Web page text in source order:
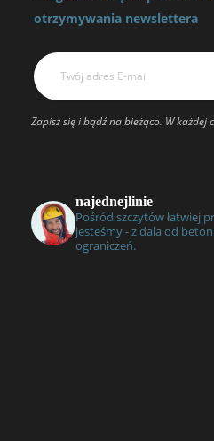
otrzymywania newslettera
Zapisz się i bądź na bieżąco. W każdej
najednejlinie
Pośród szczytów łatwiej
jesteśmy - z dala od
ograniczeń.